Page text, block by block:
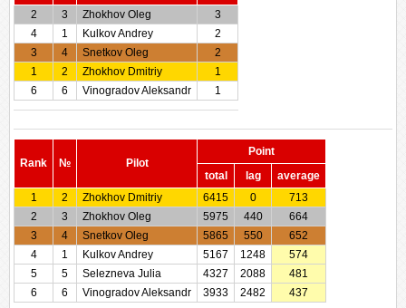
2
3 Zhokhov Oleg
3
4
1 Kulkov Andrey
2
3
4 Snetkov Oleg
2
1
2 Zhokhov Dmitriy
1
6
6 Vinogradov Aleksandr 1
Rank № Pilot
Point
total
lag
average
1
2 Zhokhov Dmitriy 6415 0
713
2
3 Zhokhov Oleg 5975 440
664
3
4 Snetkov Oleg 5865 550
652
4
1 Kulkov Andrey 5167 1248
574
5
5 Selezneva Julia 4327 2088
481
6
6 Vinogradov Aleksandr 3933 2482 437